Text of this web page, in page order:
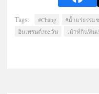
Tags: #Chang #น้ำแร่ธรรม
อินเทรนด์365วัน
เม้าท์กินฟิน